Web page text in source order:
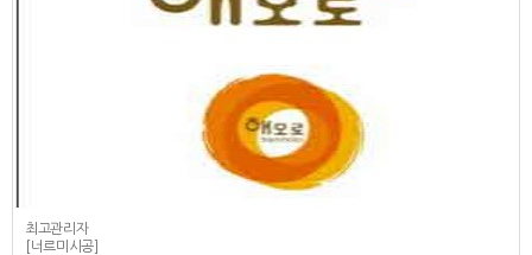
최고관리자
[너르미시공]